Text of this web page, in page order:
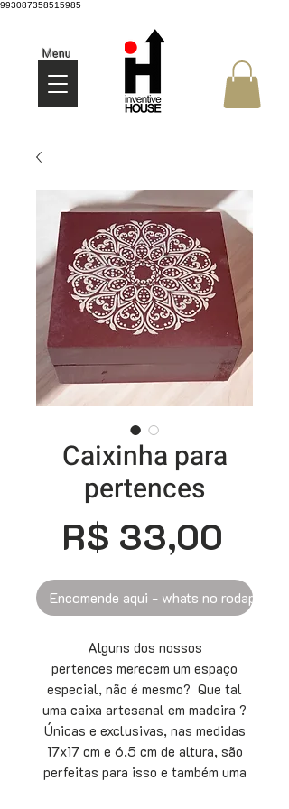
993087358515985
Menu
Caixinha para
pertences
R$ 33,00
Encomende aqui - whats no rodapé
Alguns dos nossos
pertences merecem um espaço
especial, não é mesmo? Que tal
uma caixa artesanal em madeira ?
Únicas e exclusivas, nas medidas
17x17 cm e 6,5 cm de altura, são
perfeitas para isso e também uma